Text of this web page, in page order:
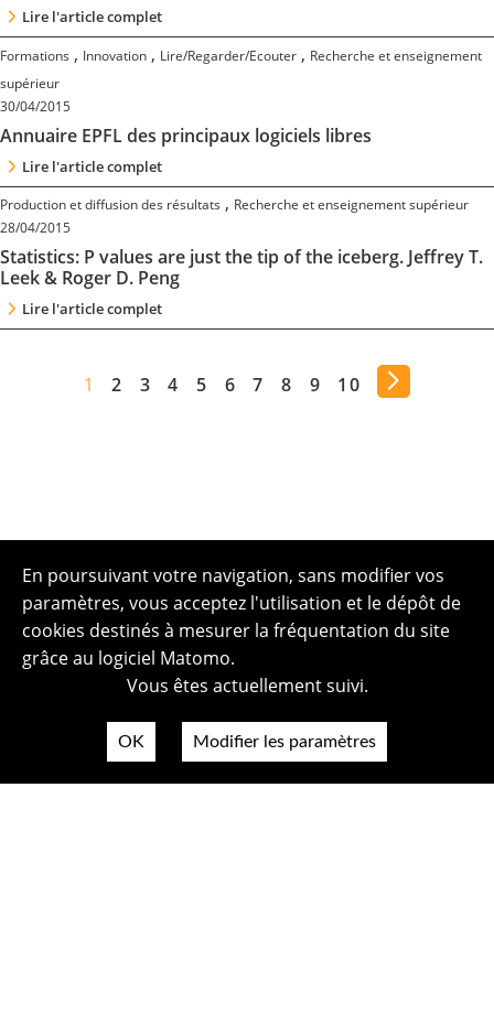
Lire l'article complet
Formations , Innovation , Lire/Regarder/Ecouter , Recherche et enseignement
supérieur
30/04/2015
Annuaire EPFL des principaux logiciels libres
Lire l'article complet
Production et diffusion des résultats , Recherche et enseignement supérieur
28/04/2015
Statistics: P values are just the tip of the iceberg. Jeffrey T.
Leek & Roger D. Peng
Lire l'article complet
1 2 3 4 5 6 7 8 9 10
En poursuivant votre navigation, sans modifier vos
paramètres, vous acceptez l'utilisation et le dépôt de
cookies destinés à mesurer la fréquentation du site
grâce au logiciel Matomo.
Vous êtes actuellement suivi.
OK Modifier les paramètres